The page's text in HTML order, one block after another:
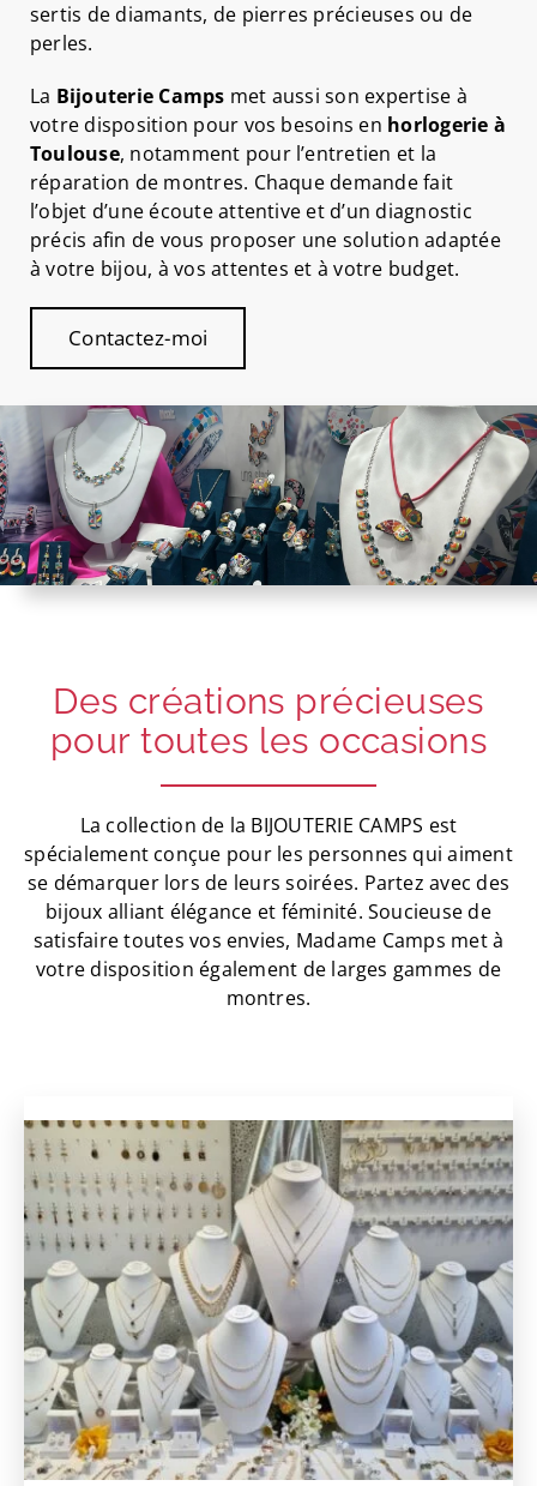
sertis de diamants, de pierres précieuses ou de
perles.
La Bijouterie Camps met aussi son expertise à
votre disposition pour vos besoins en horlogerie à
Toulouse, notamment pour l’entretien et la
réparation de montres. Chaque demande fait
l’objet d’une écoute attentive et d’un diagnostic
précis afin de vous proposer une solution adaptée
à votre bijou, à vos attentes et à votre budget.
Contactez-moi
Des créations précieuses
pour toutes les occasions
La collection de la BIJOUTERIE CAMPS est
spécialement conçue pour les personnes qui aiment
se démarquer lors de leurs soirées. Partez avec des
bijoux alliant élégance et féminité. Soucieuse de
satisfaire toutes vos envies, Madame Camps met à
votre disposition également de larges gammes de
montres.